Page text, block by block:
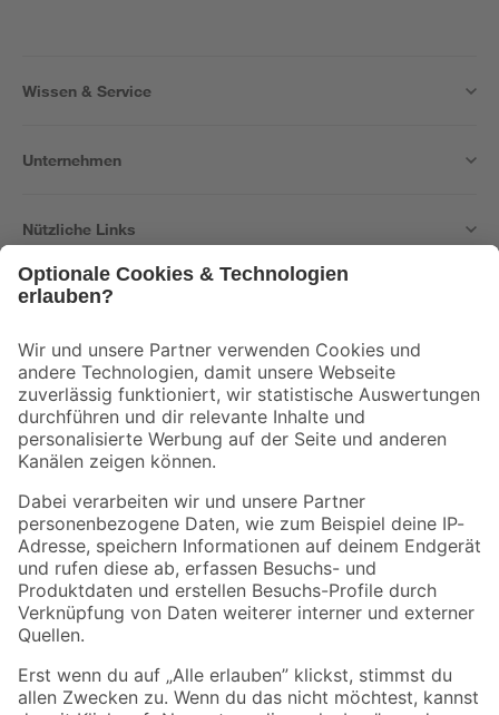
Wissen & Service
Unternehmen
Nützliche Links
Der toom Newsletter: Keine Angebote und Aktionen mehr verpassen!
Zur Newsletter Anmeldung
Folge uns
Zahlungsarten Versandarten
Sicher einkaufen